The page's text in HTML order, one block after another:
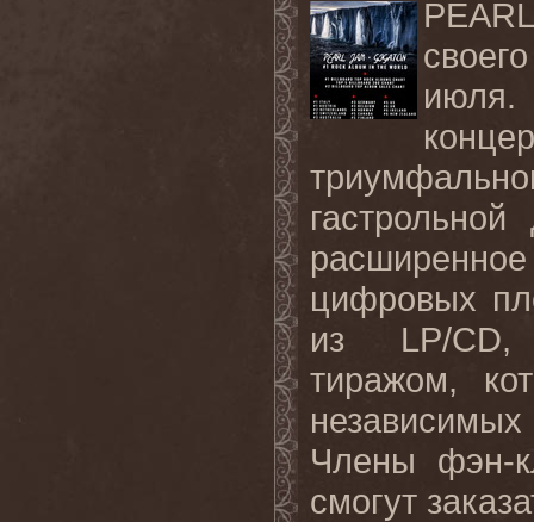
цифровых
из LP/CD,
тиражом,
Члены фэн-
смогут